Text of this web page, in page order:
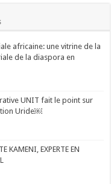
africaine: une vitrine de la
de la diaspora en
UNIT fait le point sur
Uride￼
KAMENI, EXPERTE EN